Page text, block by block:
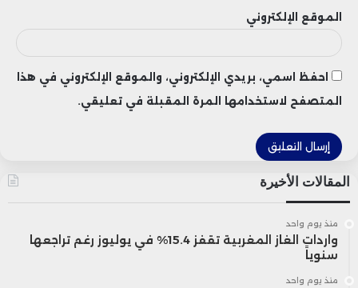
الموقع الإلكتروني
احفظ اسمي، بريدي الإلكتروني، والموقع الإلكتروني في هذا
المتصفح لاستخدامها المرة المقبلة في تعليقي.
المقالات الأخيرة
منذ يوم واحد
واردات الغاز المغربية تقفز 15.4% في يوليوز رغم تراجعها
سنوياً
منذ يوم واحد